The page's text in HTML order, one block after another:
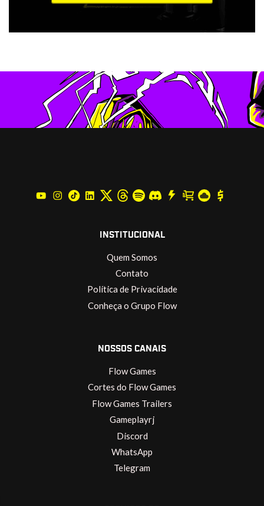
INSTITUCIONAL
Quem Somos
Contato
Política de Privacidade
Conheça o Grupo Flow
NOSSOS CANAIS
Flow Games
Cortes do Flow Games
Flow Games Trailers
Gameplayrj
Discord
WhatsApp
Telegram